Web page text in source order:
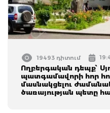
19493 դիտում
Ողբերգական դեպք՝
պատգամավորի հոր
մասնակցելու
ծառայության պետը